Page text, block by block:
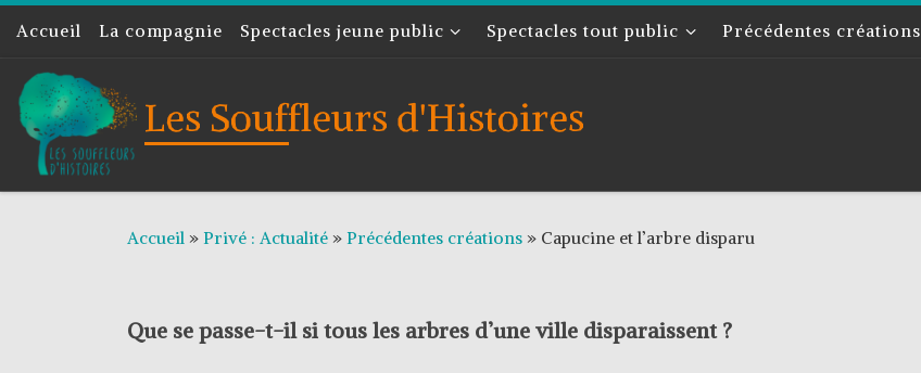
Skip to content
Accueil La compagnie Spectacles jeune public Spectacles tout public Précédentes créations
Les Souffleurs d'Histoires
Accueil » Privé : Actualité » Précédentes créations » Capucine et l’arbre disparu
Que se passe-t-il si tous les arbres d’une ville disparaissent ?